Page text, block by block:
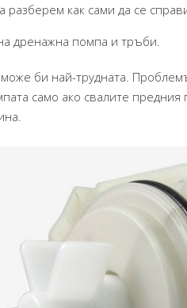
разберем как сами да се
дренажна помпа и тръби.
би най-трудната.
само ако свалите